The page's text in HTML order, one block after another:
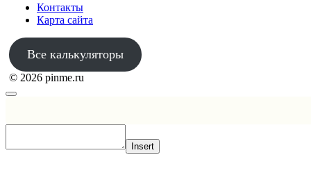
Контакты
Карта сайта
Все калькуляторы
© 2026 pinme.ru
Insert